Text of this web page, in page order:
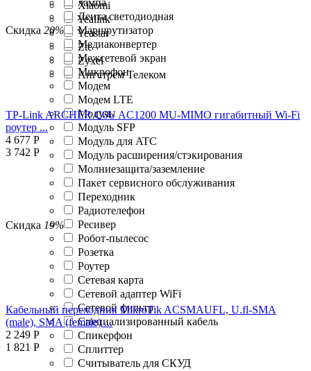
Xiaomi
Yealink
Yeastar
Zte
Zyxel
Ангстрем Телеком
Лента светодиодная
Маршрутизатор
Медиаконвертер
Межсетевой экран
Микрофон
Модем
Модем LTE
Модуль
Модуль SFP
Модуль для ATC
Модуль расширения/стэкирования
Молниезащита/заземление
Пакет сервисного обслуживания
Переходник
Радиотелефон
Ресивер
Робот-пылесос
Розетка
Роутер
Сетевая карта
Сетевой адаптер WiFi
Сетевой фильтр
Специализированный кабель
Спикерфон
Сплиттер
Считыватель для СКУД
Скидка 20%
TP-Link ARCHER C6U AC1200 MU-MIMO гигабитный Wi-Fi
роутер ...
4 677 Р
3 742 Р
Скидка 19%
Кабельный переходник MikroTik ACSMAUFL, U.fl-SMA
(male), SMA (female) ...
2 249 Р
1 821 Р